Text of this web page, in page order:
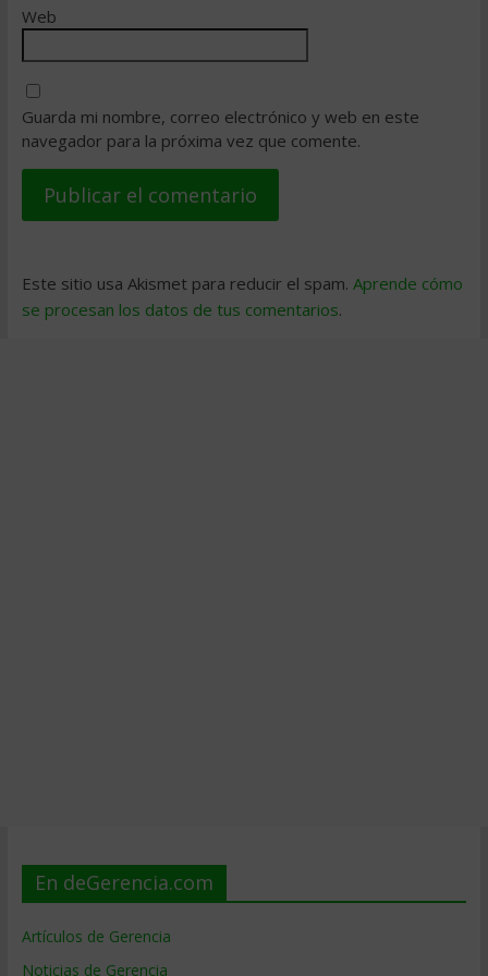
Web
Guarda mi nombre, correo electrónico y web en este
navegador para la próxima vez que comente.
Este sitio usa Akismet para reducir el spam. Aprende cómo
se procesan los datos de tus comentarios.
En deGerencia.com
Artículos de Gerencia
Noticias de Gerencia